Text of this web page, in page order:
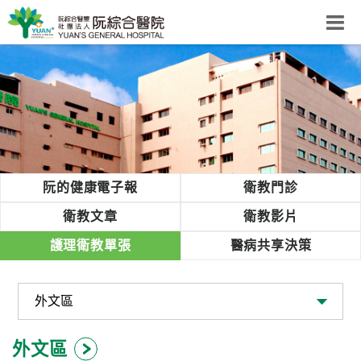
阮綜合醫院
粉絲團
網站導覽
Select Language ▼
回首頁
綜
體
阮的健康電子報 衛教門診
衛教文章 衛教影片
護理衛教單張 醫病共享決策
外文區